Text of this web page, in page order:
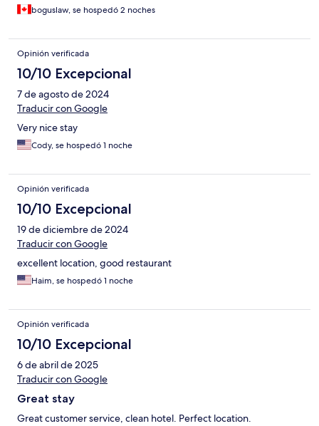
boguslaw, se hospedó 2 noches
Opinión verificada
10/10 Excepcional
7 de agosto de 2024
Traducir con Google
Very nice stay
Cody, se hospedó 1 noche
Opinión verificada
10/10 Excepcional
19 de diciembre de 2024
Traducir con Google
excellent location, good restaurant
Haim, se hospedó 1 noche
Opinión verificada
10/10 Excepcional
6 de abril de 2025
Traducir con Google
Great stay
Great customer service, clean hotel. Perfect location.